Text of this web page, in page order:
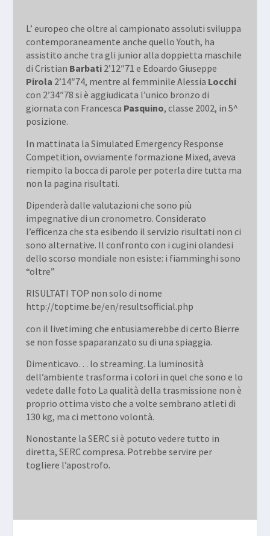
L’ europeo che oltre al campionato assoluti sviluppa
contemporaneamente anche quello Youth, ha
assistito anche tra gli junior alla doppietta maschile
di Cristian Barbati2’12″71 e Edoardo Giuseppe
Pirola 2’14″74, mentre al femminile Alessia Locchi
con 2’34″78 si è aggiudicata l’unico bronzo di
giornata con Francesca Pasquino, classe 2002, in 5^
posizione.
In mattinata la Simulated Emergency Response
Competition, ovviamente formazione Mixed, aveva
riempito la bocca di parole per poterla dire tutta ma
non la pagina risultati.
Dipenderà dalle valutazioni che sono più
impegnative di un cronometro. Considerato
l’efficenza che sta esibendo il servizio risultati non ci
sono alternative. Il confronto con i cugini olandesi
dello scorso mondiale non esiste: i fiamminghi sono
“oltre”
RISULTATI TOP non solo di nome
http://toptime.be/en/resultsofficial.php
con il livetiming che entusiamerebbe di certo Bierre
se non fosse spaparanzato su di una spiaggia.
Dimenticavo… lo streaming. La luminosità
dell’ambiente trasforma i colori in quel che sono e lo
vedete dalle foto La qualità della trasmissione non è
proprio ottima visto che a volte sembrano atleti di
130 kg, ma ci mettono volontà.
Nonostante la SERC si è potuto vedere tutto in
diretta, SERC compresa. Potrebbe servire per
togliere l’apostrofo.